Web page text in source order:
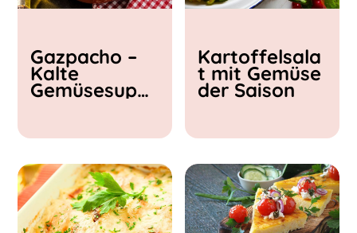
< 15 min
15 - 30 min
30 - 60 min
Gazpacho –
Kalte
Gemüsesupp
Kartoffelsala
t mit Gemüse
der Saison